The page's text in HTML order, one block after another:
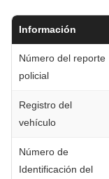
Información
Número del reporte
policial
Registro del
vehículo
Número de
Identificación del